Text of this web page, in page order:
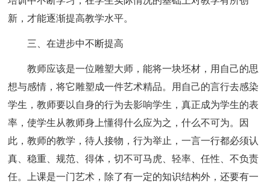
新，才能逐渐提高教学水平。
三、在进步中不断提高
教师应该是一位雕塑大师，能将一块坯材，用自己的思
想与感情，将它雕塑成一件艺术精品。用自己的言行去感染
学生，教师要以自身的行为去影响学生，真正成为学生的表
率，使学生从教师身上懂得什么应为之，什么不可为。因
此，教师的教学，待人接物，行为举止，一言一行都必须认
真、稳重、规范、得体，切不可马虎、轻率、任性、不负责
任。上课是一门艺术，除了有一定的知识结构外，还要有一